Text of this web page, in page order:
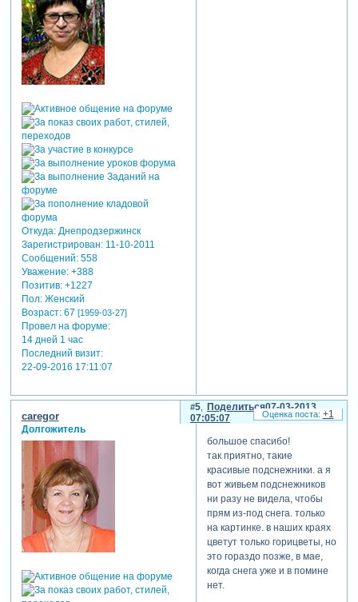
Откуда:Днепродзержинск
Зарегистрирован: 11-10-2011
Сообщений:558
Уважение: +388
Позитив: +1227
Пол:Женский
Возраст:67 [1959-03-27]
Провел на форуме:
14 дней 1 час
Последний визит:
22-09-2016 17:11:07
Поделиться
5
07-03-2013
07:05:07
caregor
Долгожитель
большое спасибо!
так приятно, такие
красивые подснежники. а я
вот живьем подснежников
ни разу не видела, чтобы
прям из-под снега. только
на картинке. в наших краях
цветут только горицветы, но
это гораздо позже, в мае,
когда снега уже и в помине
нет.
+1